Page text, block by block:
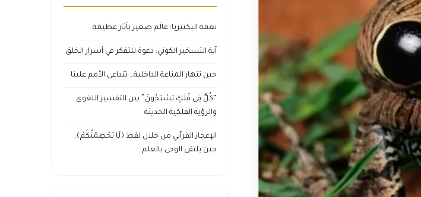
نعمة البكتيريا: عالَم صغير بآثار عظيمة
آية التسخير الكوني: دعوة للتفكر في أسرار الخلق
حين تنهار المناعة الداخلية… تتداعى الأمم علينا
“كُلٌّ فِي فَلَكٍ يَسْبَحُونَ” بين التفسير اللغوي
والرؤية الفلكية الحديثة
الإعجاز القرآني من خلال لفظ ﴿لَا يَحْطِمَنَّكُمْ﴾:
حين يلتقي الوحي بالعلم